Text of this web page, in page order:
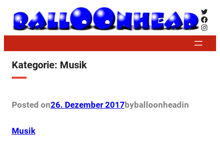
Zum
Inhalt
Kategorie: Musik
Posted on26. Dezember 2017byballoonheadin
Musik